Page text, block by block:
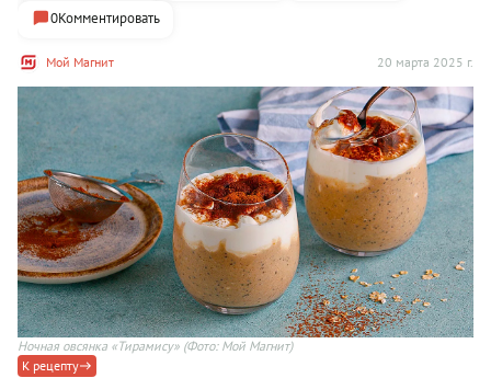
Мой Магнит 20 марта 2025 г.
0Комментировать
Ночная овсянка «Тирамису» (Фото: Мой Магнит)
К рецепту